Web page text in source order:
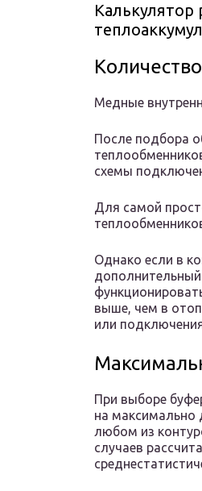
Медные
После подбора
схемы
Для самой
Однако если в
выше, чем в
или
При выборе
на максимально
любом из
случаев